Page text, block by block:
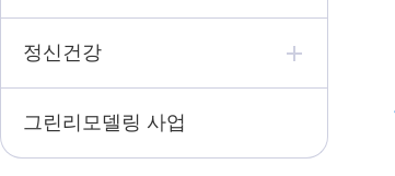
정신건강
그린리모델링 사업